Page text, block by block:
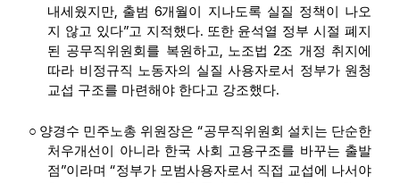
내세웠지만, 출범6개월이 지나도록 실질 정책이 나오
지 않고 있다”고 지적했다. 또한 윤석열 정부 시절 폐지
된 공무직위원회를 복원하고, 노조법2조 개정 취지에
따라 비정규직 노동자의 실질 사용자로서 정부가 원청
교섭 구조를 마련해야 한다고 강조했다.
○ 양경수 민주노총 위원장은“공무직위원회 설치는 단순한
처우개선이 아니라 한국 사회 고용구조를 바꾸는 출발
점”이라며“정부가 모범사용자로서 직접 교섭에 나서야